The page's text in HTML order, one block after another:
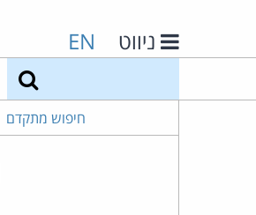
ניווט EN
חיפוש מתקדם